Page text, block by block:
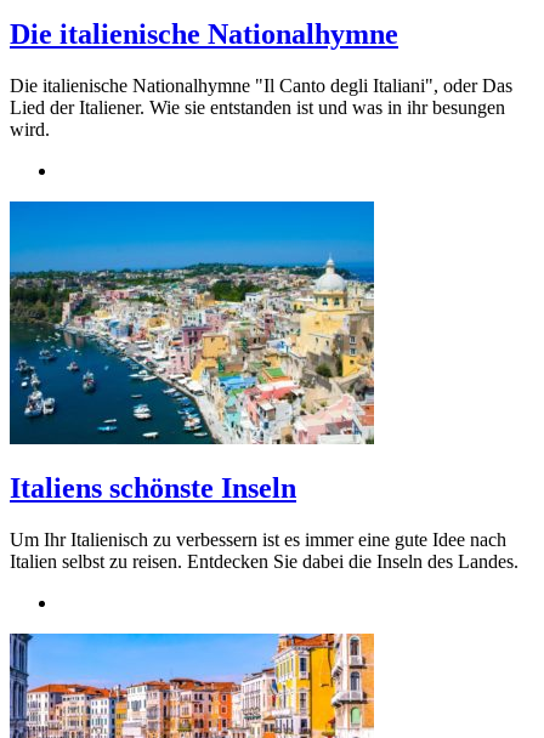
Die italienische Nationalhymne
Die italienische Nationalhymne "Il Canto degli Italiani", oder Das
Lied der Italiener. Wie sie entstanden ist und was in ihr besungen
wird.
Italiens schönste Inseln
Um Ihr Italienisch zu verbessern ist es immer eine gute Idee nach
Italien selbst zu reisen. Entdecken Sie dabei die Inseln des Landes.